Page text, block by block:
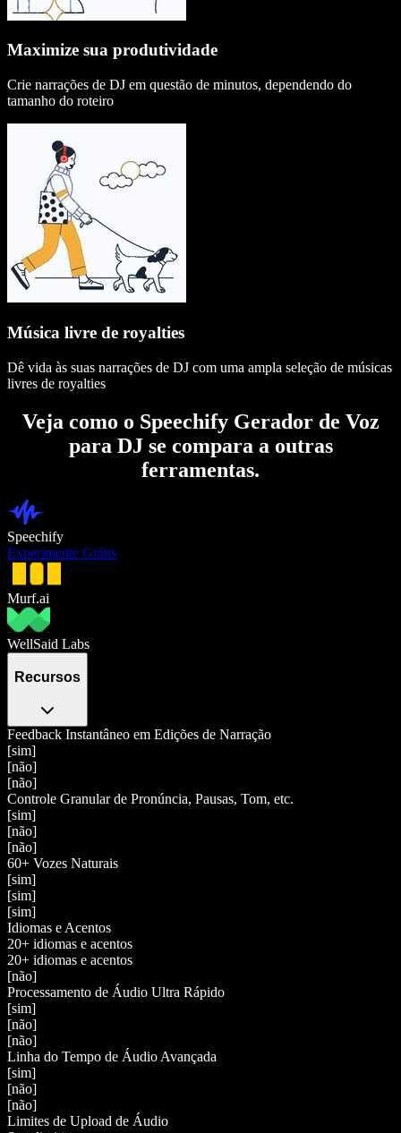
Maximize sua produtividade
Crie narrações de DJ em questão de minutos, dependendo do
tamanho do roteiro
Música livre de royalties
Dê vida às suas narrações de DJ com uma ampla seleção de músicas
livres de royalties
Veja como o Speechify Gerador de Voz
para DJ se compara a outras
ferramentas.
Speechify
Experimente Grátis
Murf.ai
WellSaid Labs
Recursos
Feedback Instantâneo em Edições de Narração
[sim]
[não]
[não]
Controle Granular de Pronúncia, Pausas, Tom, etc.
[sim]
[não]
[não]
60+ Vozes Naturais
[sim]
[sim]
[sim]
Idiomas e Acentos
20+ idiomas e acentos
20+ idiomas e acentos
[não]
Processamento de Áudio Ultra Rápido
[sim]
[não]
[não]
Linha do Tempo de Áudio Avançada
[sim]
[não]
[não]
Limites de Upload de Áudio